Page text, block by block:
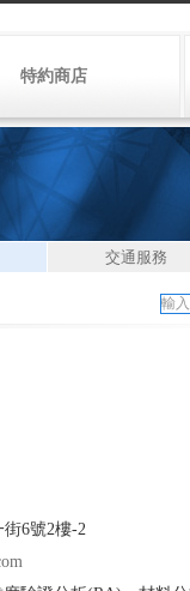
特約商店
交通服務
6號2樓-2